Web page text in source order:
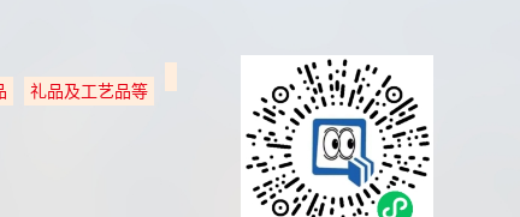
礼品及工艺品等